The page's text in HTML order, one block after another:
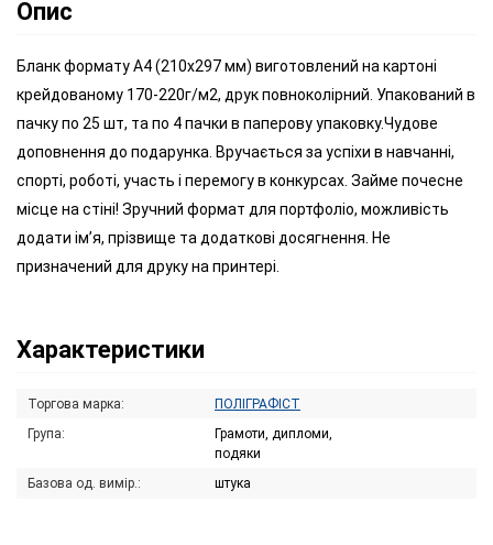
Опис
Бланк формату А4 (210х297 мм) виготовлений на картоні
крейдованому 170-220г/м2, друк повноколірний. Упакований в
пачку по 25 шт, та по 4 пачки в паперову упаковку.Чудове
доповнення до подарунка. Вручається за успіхи в навчанні,
спорті, роботі, участь і перемогу в конкурсах. Займе почесне
місце на стіні! Зручний формат для портфоліо, можливість
додати ім’я, прізвище та додаткові досягнення. Не
призначений для друку на принтері.
Характеристики
Торгова марка:
ПОЛІГРАФІСТ
Група:
Грамоти, дипломи,
подяки
Базова од. вимір.:
штука